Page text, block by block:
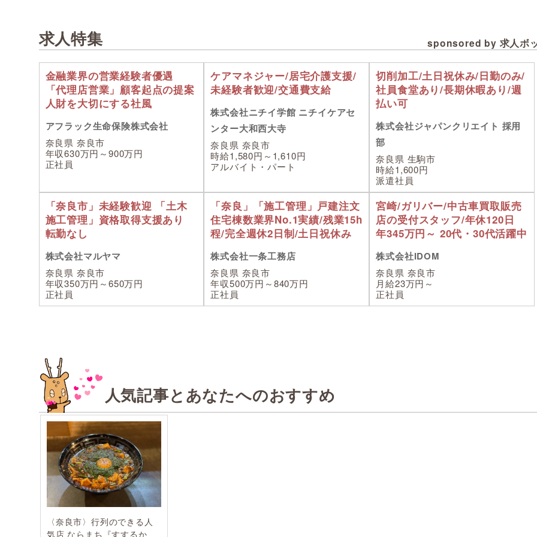
求人特集 sponsored by 求人ボ
金融業界の営業経験者優遇
「代理店営業」顧客起点の提案
人財を大切にする社風
アフラック生命保険株式会社
奈良県 奈良市
年収630万円～900万円
正社員
ケアマネジャー/居宅介護支援/
未経験者歓迎/交通費支給
株式会社ニチイ学館 ニチイケアセ
ンター大和西大寺
奈良県 奈良市
時給1,580円～1,610円
アルバイト・パート
切削加工/土日祝休み/日勤のみ/
社員食堂あり/長期休暇あり/週
払い可
株式会社ジャパンクリエイト 採用
部
奈良県 生駒市
時給1,600円
派遣社員
「奈良市」未経験歓迎 「土木
施工管理」資格取得支援あり
転勤なし
株式会社マルヤマ
奈良県 奈良市
年収350万円～650万円
正社員
「奈良」「施工管理」戸建注文
住宅棟数業界No.1実績/残業15h
程/完全週休2日制/土日祝休み
株式会社一条工務店
奈良県 奈良市
年収500万円～840万円
正社員
宮崎/ガリバー/中古車買取販売
店の受付スタッフ/年休120日
年345万円～ 20代・30代活躍中
株式会社IDOM
奈良県 奈良市
月給23万円～
正社員
人気記事とあなたへのおすすめ
〈奈良市〉行列のできる人
気店 ならまち『すするか、